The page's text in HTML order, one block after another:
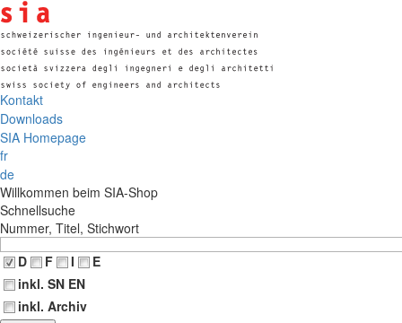
Kontakt
Downloads
SIA Homepage
fr
de
Willkommen beim SIA-Shop
Schnellsuche
Nummer, Titel, Stichwort
D
F I
E
inkl. SN EN
inkl. Archiv